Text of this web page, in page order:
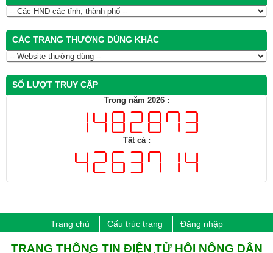
CÁC TRANG THƯỜNG DÙNG KHÁC
SỐ LƯỢT TRUY CẬP
Trong năm 2026 :
Tất cả :
Trang chủ Cấu trúc trang Đăng nhập
​TRANG THÔNG TIN ĐIỆN TỬ HỘI NÔNG DÂN